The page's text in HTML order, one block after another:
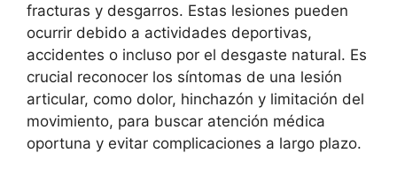
fracturas y desgarros. Estas lesiones pueden
ocurrir debido a actividades deportivas,
accidentes o incluso por el desgaste natural. Es
crucial reconocer los síntomas de una lesión
articular, como dolor, hinchazón y limitación del
movimiento, para buscar atención médica
oportuna y evitar complicaciones a largo plazo.